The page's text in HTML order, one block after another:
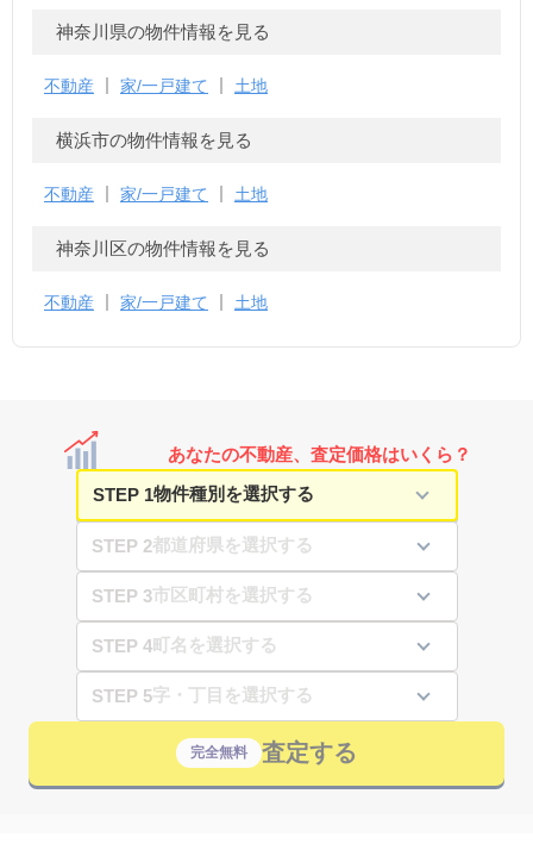
神奈川県の物件情報を見る
不動産 家/一戸建て 土地
横浜市の物件情報を見る
不動産 家/一戸建て 土地
神奈川区の物件情報を見る
不動産 家/一戸建て 土地
あなたの不動産、査定価格はいくら？
STEP 1
STEP 2
STEP 3
STEP 4
STEP 5
完全無料 査定する